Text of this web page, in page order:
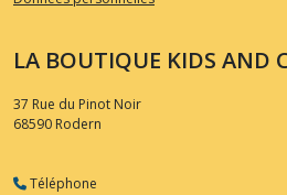
LA BOUTIQUE KIDS AND
37 Rue du Pinot Noir
68590 Rodern
Téléphone